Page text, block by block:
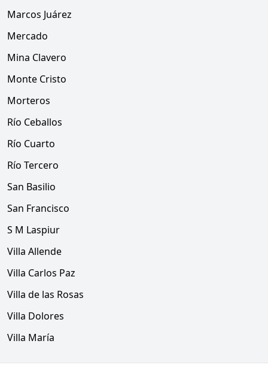
Marcos Juárez
Mercado
Mina Clavero
Monte Cristo
Morteros
Río Ceballos
Río Cuarto
Río Tercero
San Basilio
San Francisco
S M Laspiur
Villa Allende
Villa Carlos Paz
Villa de las Rosas
Villa Dolores
Villa María